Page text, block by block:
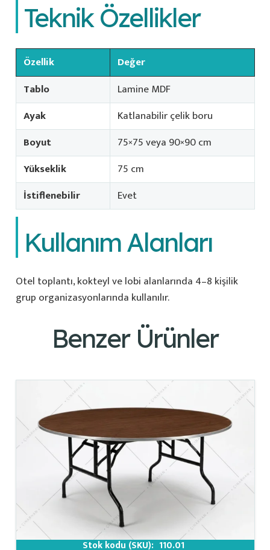
Teknik Özellikler
Özellik
Değer
Tablo
Lamine MDF
Ayak
Katlanabilir çelik boru
Boyut
75×75 veya 90×90 cm
Yükseklik
75 cm
İstiflenebilir
Evet
Kullanım Alanları
Otel toplantı, kokteyl ve lobi alanlarında 4–8 kişilik
grup organizasyonlarında kullanılır.
Benzer Ürünler
Stok kodu (SKU): 110.01